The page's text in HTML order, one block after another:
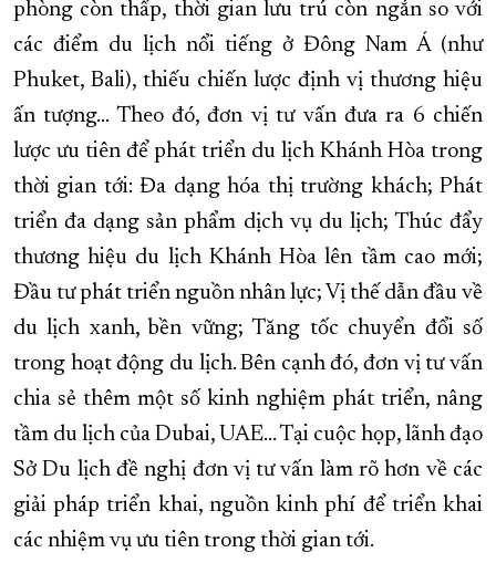
phòng còn thấp, thời gian lưu trú còn ngắn so với
các điểm du lịch nổi tiếng ở Đông Nam Á (như
Phuket, Bali), thiếu chiến lược định vị thương hiệu
ấn tượng… Theo đó, đơn vị tư vấn đưa ra 6 chiến
lược ưu tiên để phát triển du lịch Khánh Hòa trong
thời gian tới: Đa dạng hóa thị trường khách; Phát
triển đa dạng sản phẩm dịch vụ du lịch; Thúc đẩy
thương hiệu du lịch Khánh Hòa lên tầm cao mới;
Đầu tư phát triển nguồn nhân lực; Vị thế dẫn đầu về
du lịch xanh, bền vững; Tăng tốc chuyển đổi số
trong hoạt động du lịch. Bên cạnh đó, đơn vị tư vấn
chia sẻ thêm một số kinh nghiệm phát triển, nâng
tầm du lịch của Dubai, UAE… Tại cuộc họp, lãnh đạo
Sở Du lịch đề nghị đơn vị tư vấn làm rõ hơn về các
giải pháp triển khai, nguồn kinh phí để triển khai
các nhiệm vụ ưu tiên trong thời gian tới.